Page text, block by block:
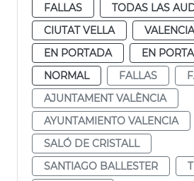
FALLAS
TODAS LAS
CIUTAT VELLA
VALENCIA
EN PORTADA
EN
NORMAL
FALLAS
AJUNTAMENT VALÈNCIA
AYUNTAMIENTO VALENCIA
SALÓ DE CRISTALL
SANTIAGO BALLESTER